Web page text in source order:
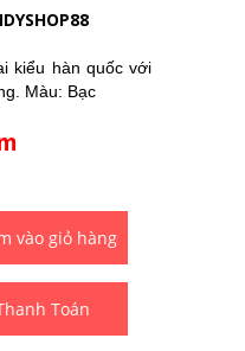
kiểu hàn quốc với
Màu: Bạc
Toán